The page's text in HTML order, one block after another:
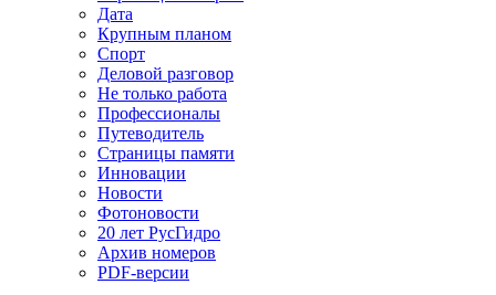
Дата
Крупным планом
Спорт
Деловой разговор
Не только работа
Профессионалы
Путеводитель
Страницы памяти
Инновации
Новости
Фотоновости
20 лет РусГидро
Архив номеров
PDF-версии